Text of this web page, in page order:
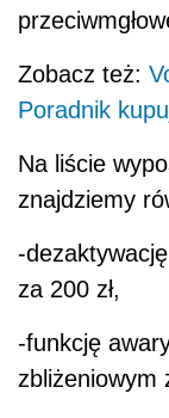
Zobacz też:
Poradnik
Na liście
znajdziemy
-
za 200 zł,
-funkcję
zbliżeniowym